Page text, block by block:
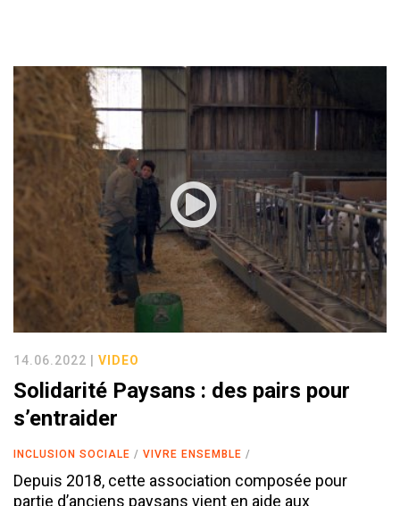
14.06.2022 | VIDEO
Solidarité Paysans : des pairs pour
s’entraider
INCLUSION SOCIALE VIVRE ENSEMBLE
Depuis 2018, cette association composée pour
partie d’anciens paysans vient en aide aux